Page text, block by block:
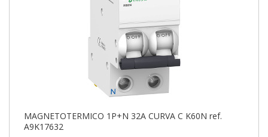
MAGNETOTERMICO 1P+N 32A CURVA C K60N ref.
A9K17632